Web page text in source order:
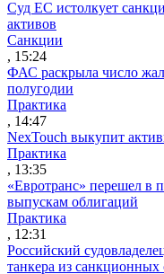
Суд ЕС истолкует
активов
Санкции
, 15:24
ФАС раскрыла число
полугодии
Практика
, 14:47
NexTouch выкупит
Практика
, 13:35
«Евротранс» перешел в
выпускам облигаций
Практика
, 12:31
Российский
танкера из санкционных